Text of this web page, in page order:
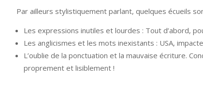
Par ailleurs stylistiquement parlant, quelques écueils
Les expressions inutiles et lourdes : Tout d’abord,
Les anglicismes et les mots inexistants : USA,
L’oublie de la ponctuation et la mauvaise écriture.
proprement et lisiblement !